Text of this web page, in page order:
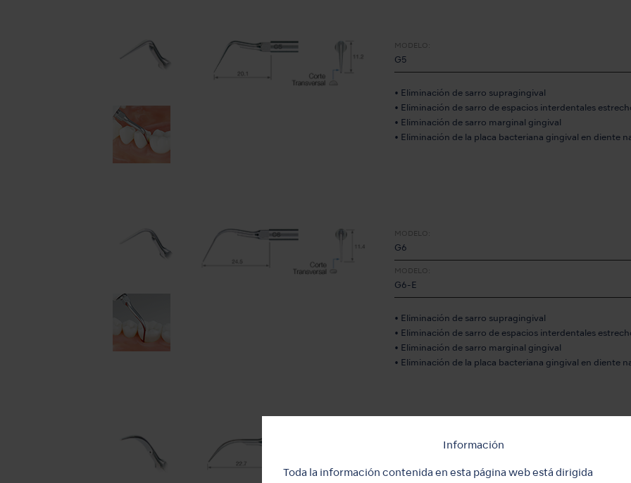
Información
Toda la información contenida en esta página web está dirigida
MODELO:
G5
• Eliminación de sarro supragingival
• Eliminación de sarro de espacios interdentales
• Eliminación de sarro marginal gingival
• Eliminación de la placa bacteriana gingival en diente
MODELO:
G6
MODELO:
G6-E
• Eliminación de sarro supragingival
• Eliminación de sarro de espacios interdentales
• Eliminación de sarro marginal gingival
• Eliminación de la placa bacteriana gingival en diente